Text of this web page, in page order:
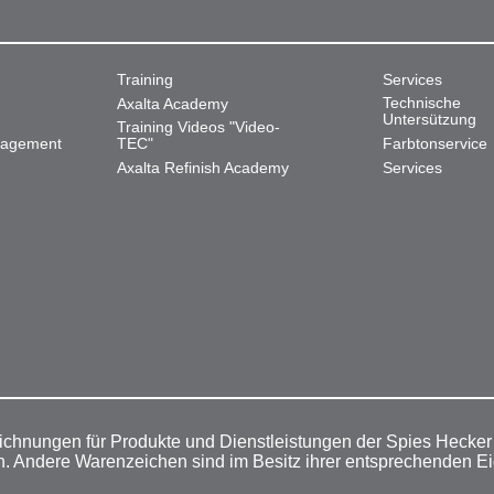
Training
Axalta Academy
Training Videos "Video-
TEC"
Axalta Refinish Academy
Services
Technische
Untersützung
Farbtonservice
Services
für Produkte und Dienstleistungen der Spies
Andere Warenzeichen sind im Besitz ihrer entsprechenden